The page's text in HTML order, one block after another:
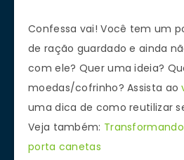
Confessa vai! Você tem um
de ração guardado e ainda
com ele? Quer uma ideia?
moedas/cofrinho? Assista ao
uma dica de como reutilizar
Veja também:
porta canetas